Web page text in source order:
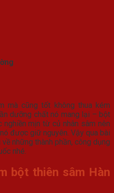
mà cũng tốt không thua kém
dưỡng chất nó mang lại – bột
mịn từ củ nhân sâm nên
được giữ nguyên. Vậy qua bài
những thành phần, công dụng
nhé.
bột thiên sâm Hàn